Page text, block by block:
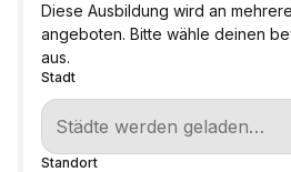
Diese Ausbildung wird an
angeboten. Bitte wähle deinen
aus.
Stadt
Standort